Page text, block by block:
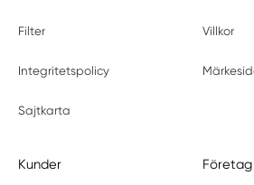
Filter Villkor
Integritetspolicy
Sajtkarta
Kunder Företag